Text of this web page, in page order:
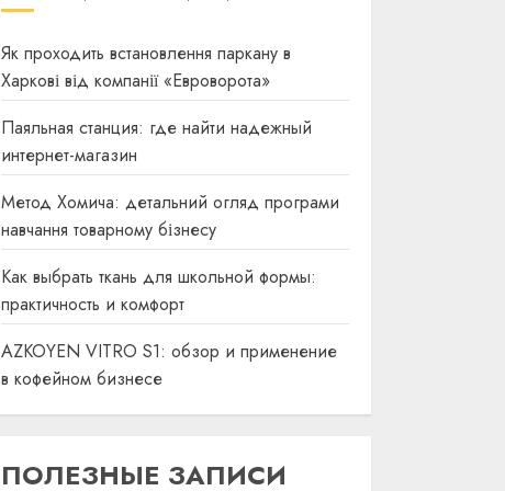
Як проходить встановлення паркану в
Харкові від компанії «Евроворота»
Паяльная станция: где найти надежный
интернет-магазин
Метод Хомича: детальний огляд програми
навчання товарному бізнесу
Как выбрать ткань для школьной формы:
практичность и комфорт
AZKOYEN VITRO S1: обзор и применение
в кофейном бизнесе
ПОЛЕЗНЫЕ ЗАПИСИ